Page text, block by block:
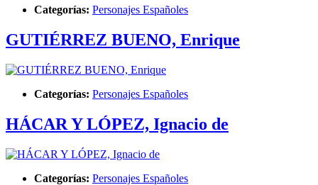
Categorías: Personajes Españoles
GUTIÉRREZ BUENO, Enrique
Categorías: Personajes Españoles
HÁCAR Y LÓPEZ, Ignacio de
Categorías: Personajes Españoles